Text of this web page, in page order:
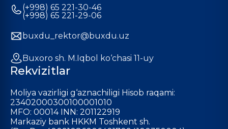
(+998) 65 221-30-46
(+998) 65 221-29-06
buxdu_rektor@buxdu.uz
Buxoro sh. M.Iqbol ko‘chasi 11-uy
Rekvizitlar
Moliya vazirligi g‘aznachiligi Hisob raqami:
23402000300100001010
MFO: 00014 INN: 201122919
Markaziy bank HKKM Toshkent sh.